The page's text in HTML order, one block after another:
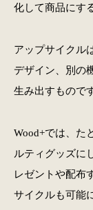
化して商品にす
アップサイクル
デザイン、別の
生み出すもので
Wood+では、た
ルティグッズに
レゼントや配布
サイクルも可能